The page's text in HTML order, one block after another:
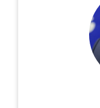
ارشد مطالعات